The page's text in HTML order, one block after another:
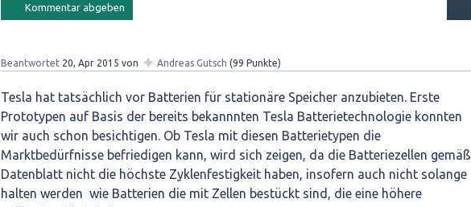
Beantwortet 20, Apr 2015 von ✦ Andreas Gutsch (99 Punkte)
Tesla hat tatsächlich vor Batterien für stationäre Speicher anzubieten. Erste
Prototypen auf Basis der bereits bekannnten Tesla Batterietechnologie konnten
wir auch schon besichtigen. Ob Tesla mit diesen Batterietypen die
Marktbedürfnisse befriedigen kann, wird sich zeigen, da die Batteriezellen gemäß
Datenblatt nicht die höchste Zyklenfestigkeit haben, insofern auch nicht solange
halten werden wie Batterien die mit Zellen bestückt sind, die eine höhere